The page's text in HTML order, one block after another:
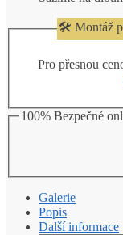
🛠️ Montáž
Pro přesnou
100% Bezpečné
Galerie
Popis
Další informace